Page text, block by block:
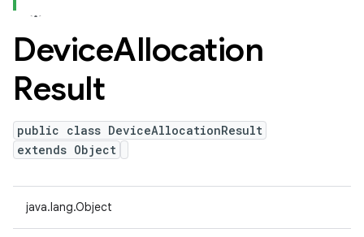
DeviceAllocation
Result
public class DeviceAllocationResult
extends Object
java.lang.Object